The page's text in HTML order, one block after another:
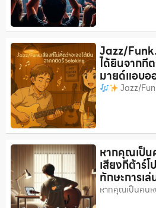
Jazz/
ได้ยินจากกี
มายด์แอบ
Jazz/
หากคุณเป็น
เสียงกีต้าร์
ทักษะการเ
หากคุณเป็นคนห